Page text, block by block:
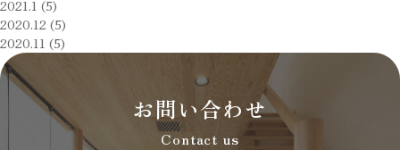
2021.1 (5)
2020.12 (5)
2020.11 (5)
お問い合わせ
Contact us